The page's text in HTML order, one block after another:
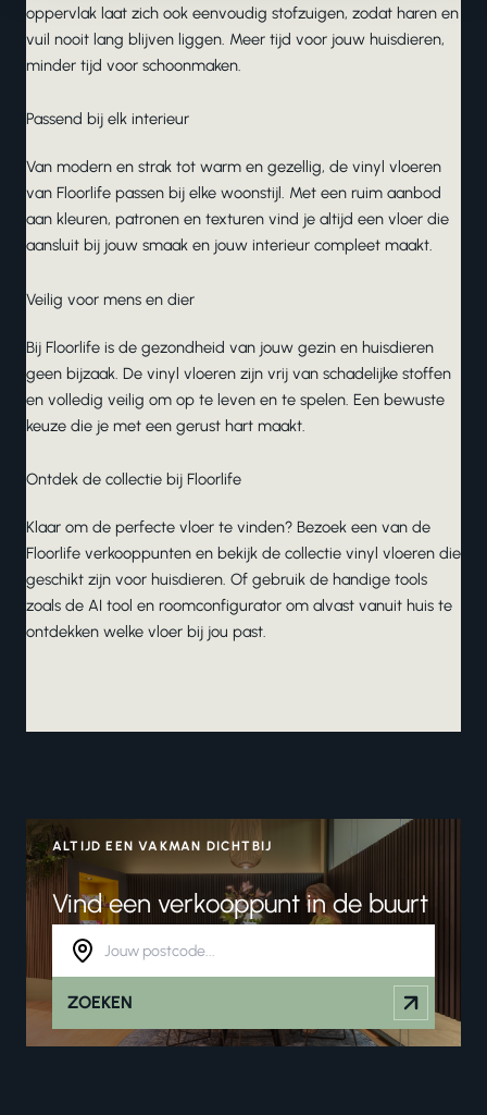
oppervlak laat zich ook eenvoudig stofzuigen, zodat haren en
vuil nooit lang blijven liggen. Meer tijd voor jouw huisdieren,
minder tijd voor schoonmaken.
Passend bij elk interieur
Van modern en strak tot warm en gezellig, de vinyl vloeren
van Floorlife passen bij elke woonstijl. Met een ruim aanbod
aan kleuren, patronen en texturen vind je altijd een vloer die
aansluit bij jouw smaak en jouw interieur compleet maakt.
Veilig voor mens en dier
Bij Floorlife is de gezondheid van jouw gezin en huisdieren
geen bijzaak. De vinyl vloeren zijn vrij van schadelijke stoffen
en volledig veilig om op te leven en te spelen. Een bewuste
keuze die je met een gerust hart maakt.
Ontdek de collectie bij Floorlife
Klaar om de perfecte vloer te vinden? Bezoek een van de
Floorlife verkooppunten en bekijk de collectie vinyl vloeren die
geschikt zijn voor huisdieren. Of gebruik de handige tools
zoals de AI tool en roomconfigurator om alvast vanuit huis te
ontdekken welke vloer bij jou past.
ALTIJD EEN VAKMAN DICHTBIJ
Vind een verkooppunt in de buurt
ZOEKEN